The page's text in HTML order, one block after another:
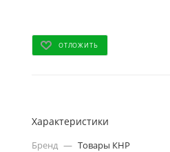
ОТЛОЖИТЬ
Характеристики
Бренд — Товары КНР